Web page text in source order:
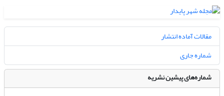
مقالات آماده انتشار
شماره جاری
شماره‌های پیشین نشریه